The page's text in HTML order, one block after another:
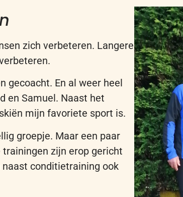
zich verbeteren. Langere
gecoacht. En al weer heel
en Samuel. Naast het
mijn favoriete sport is.
groepje. Maar een paar
zijn erop gericht
conditietraining ook